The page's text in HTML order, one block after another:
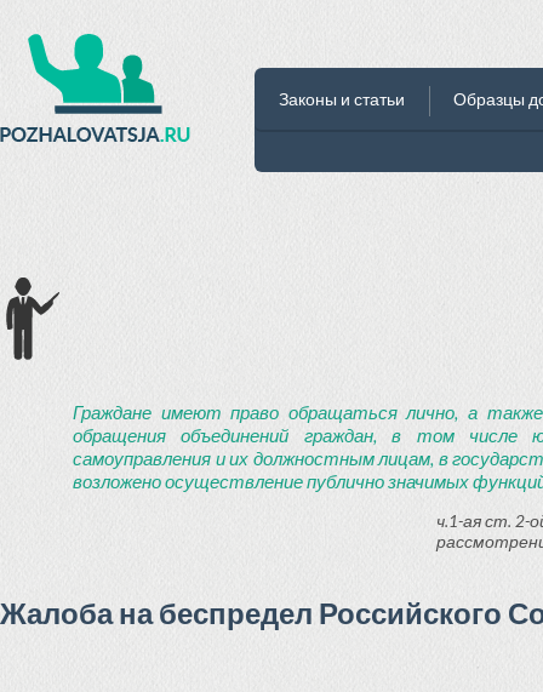
Законы и статьи Образцы
Граждане имеют право обращаться лично, а
обращения объединений граждан, в том числе
самоуправления и их должностным лицам, в
возложено осуществление публично значимых
ч.1-ая ст. 2-
Жалоба на беспредел Российского